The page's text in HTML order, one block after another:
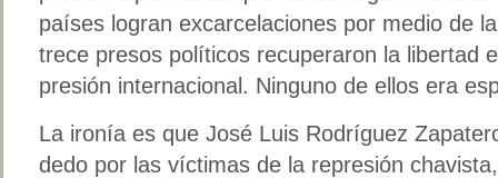
países logran excarcelaciones por medio de
trece presos políticos recuperaron la libertad
presión internacional. Ninguno de ellos era
La ironía es que José Luis Rodríguez
dedo por las víctimas de la represión